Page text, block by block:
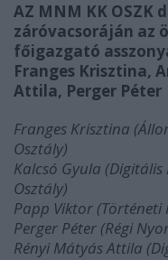
AZ MNM KK OSZK
záróvacsoráján az
főigazgató
Franges Krisztina,
Attila, Perger Péter
Franges Krisztina
Osztály)
Kalcsó Gyula
Osztály)
Papp Viktor (Történeti
Perger Péter (Régi
Rényi Mátyás Attila (